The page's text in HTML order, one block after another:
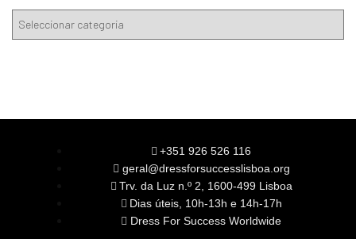
+351 926 526 116
geral@dressforsuccesslisboa.org
Trv. da Luz n.º 2, 1600-499 Lisboa
Dias úteis, 10h-13h e 14h-17h
Dress For Success Worldwide